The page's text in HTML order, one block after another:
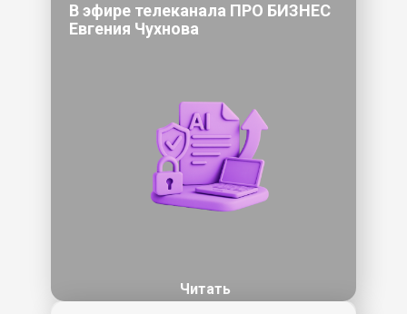
Читать
В эфире телеканала ПРО БИЗНЕС
Евгения Чухнова